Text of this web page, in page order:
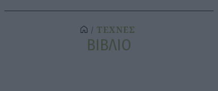
ΤΕΧΝΕΣ
ΒΙΒΛΙΟ